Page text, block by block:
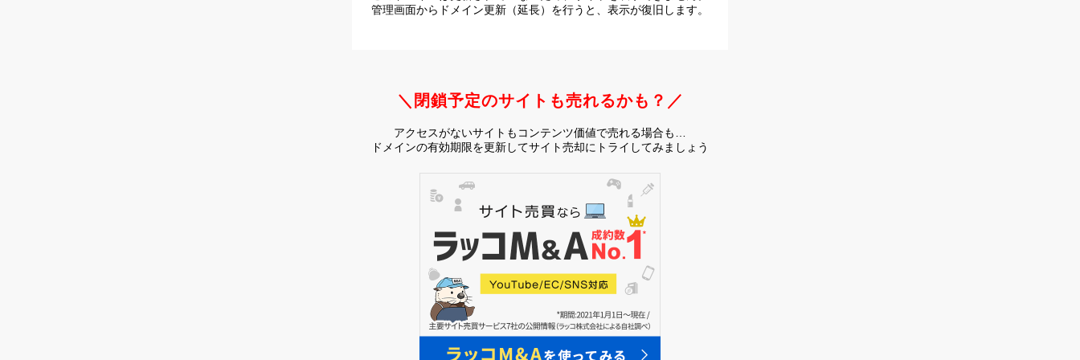
管理画面からドメイン更新（延長）を行うと、 表示が復旧します。
＼閉鎖予定のサイトも売れるかも？／
アクセスがないサイトもコンテンツ価値で売れる場合も…
ドメインの有効期限を更新してサイト売却にトライしてみましょう